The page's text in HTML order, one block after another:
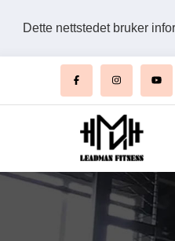
Dette nettstedet bruker